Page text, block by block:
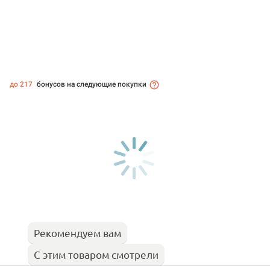
до 217 бонусов на следующие покупки
Рекомендуем вам
С этим товаром смотрели